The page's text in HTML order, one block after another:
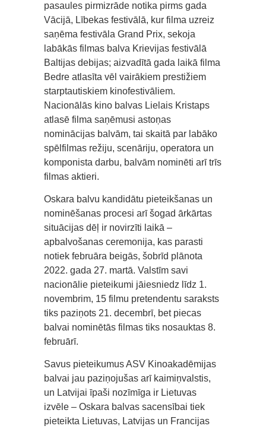
pasaules pirmizrāde notika pirms gada
Vācijā, Lībekas festivālā, kur filma uzreiz
saņēma festivāla Grand Prix, sekoja
labākās filmas balva Krievijas festivālā
Baltijas debijas; aizvadītā gada laikā filma
Bedre atlasīta vēl vairākiem prestižiem
starptautiskiem kinofestivāliem.
Nacionālās kino balvas Lielais Kristaps
atlasē filma saņēmusi astoņas
nominācijas balvām, tai skaitā par labāko
spēlfilmas režiju, scenāriju, operatora un
komponista darbu, balvām nominēti arī trīs
filmas aktieri.
Oskara balvu kandidātu pieteikšanas un
nominēšanas procesi arī šogad ārkārtas
situācijas dēļ ir novirzīti laikā –
apbalvošanas ceremonija, kas parasti
notiek februāra beigās, šobrīd plānota
2022. gada 27. martā. Valstīm savi
nacionālie pieteikumi jāiesniedz līdz 1.
novembrim, 15 filmu pretendentu saraksts
tiks paziņots 21. decembrī, bet piecas
balvai nominētās filmas tiks nosauktas 8.
februārī.
Savus pieteikumus ASV Kinoakadēmijas
balvai jau paziņojušas arī kaimiņvalstis,
un Latvijai īpaši nozīmīga ir Lietuvas
izvēle – Oskara balvas sacensībai tiek
pieteikta Lietuvas, Latvijas un Francijas